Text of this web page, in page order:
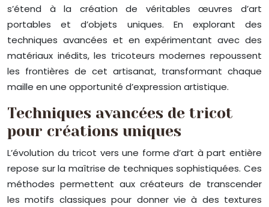
s’étend à la création de véritables œuvres d’art
portables et d’objets uniques. En explorant des
techniques avancées et en expérimentant avec des
matériaux inédits, les tricoteurs modernes repoussent
les frontières de cet artisanat, transformant chaque
maille en une opportunité d’expression artistique.
Techniques avancées de tricot
pour créations uniques
L’évolution du tricot vers une forme d’art à part entière
repose sur la maîtrise de techniques sophistiquées. Ces
méthodes permettent aux créateurs de transcender
les motifs classiques pour donner vie à des textures